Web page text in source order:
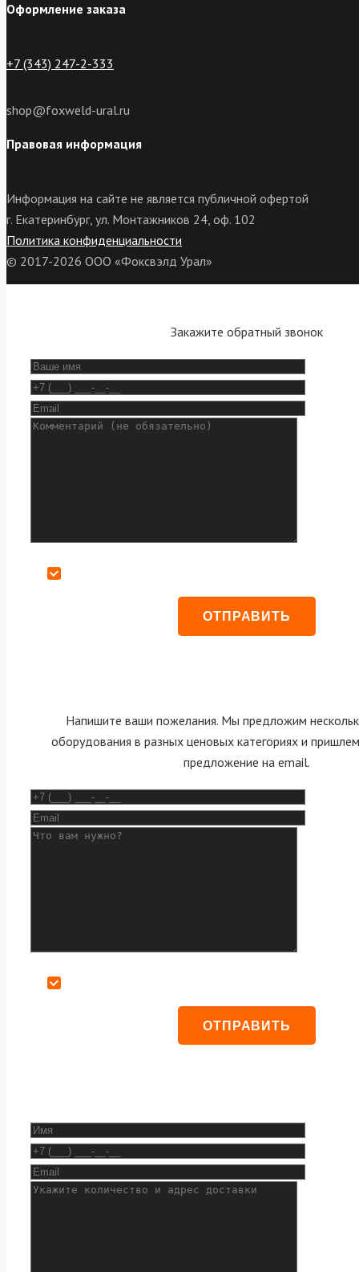
Оформление заказа
+7 (343) 247-2-333
shop@foxweld-ural.ru
Правовая информация
Информация на сайте не является публичной офертой
г. Екатеринбург, ул. Монтажников 24, оф. 102
Политика конфиденциальности
© 2017-2026 ООО «Фоксвэлд Урал»
Закажите обратный звонок
Напишите ваши пожелания. Мы предложим
оборудования в разных ценовых категориях и
предложение на email.